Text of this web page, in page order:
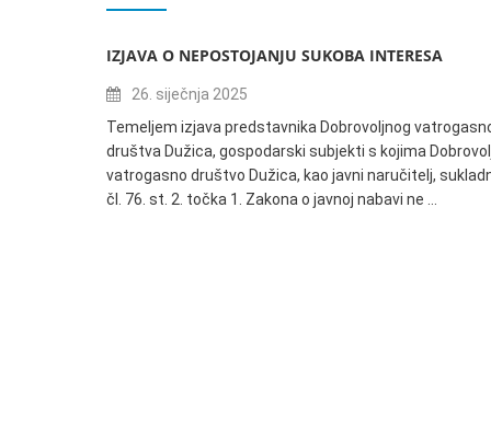
IZJAVA O NEPOSTOJANJU SUKOBA INTERESA
26. siječnja 2025
Temeljem izjava predstavnika Dobrovoljnog
društva Dužica, gospodarski subjekti s kojima
vatrogasno društvo Dužica, kao javni naručitelj,
čl. 76. st. 2. točka 1. Zakona o javnoj nabavi ne …